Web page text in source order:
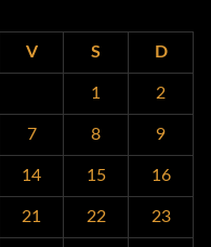
V S D
1 2
7 8 9
14 15 16
21 22 23